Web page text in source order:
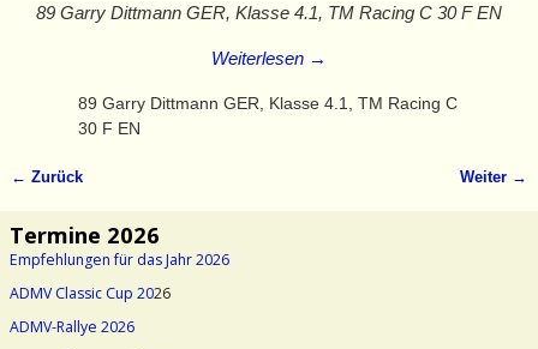
89 Garry Dittmann GER, Klasse 4.1, TM Racing C 30 F EN
Weiterlesen →
89 Garry Dittmann GER, Klasse 4.1, TM Racing C
30 F EN
← Zurück Weiter →
Termine 2026
Empfehlungen für das Jahr 2026
ADMV Classic Cup 2026
ADMV-Rallye 2026